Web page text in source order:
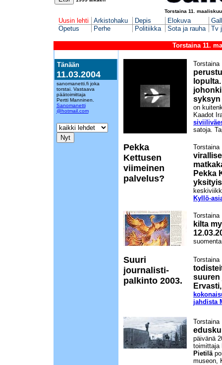
Torstaina 11.
Uusin lehti Arkistohaku Depis Elokuva
Opetus
Perhe Politiikka Sota ja rauha Tv
Torstaina 11.
Tänään
11.03.2004
sanomanetti.fi joka
torstai. Vastaava
päätoimittaja
Pertti Manninen.
Sanomanetti
@hotmail.com
Torstaina
syksyn
on
Kaadot
satoja.
Pekka
Kettusen
viimeinen
palvelus?
Pekka
Kyllö-
Torstaina
kilta
Suuri
journalisti-
palkinto 2003.
Torstaina
suuren
jahdista
Torstaina
päivänä
toimittaja
Pietilä
museon,